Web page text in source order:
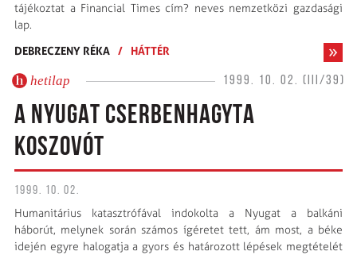
tájékoztat a Financial Times cím? neves nemzetközi gazdasági
lap.
DEBRECZENY RÉKA / HÁTTÉR
hetilap 1999. 10. 02. (III/39)
A NYUGAT CSERBENHAGYTA
KOSZOVÓT
1999. 10. 02.
Humanitárius katasztrófával indokolta a Nyugat a balkáni
háborút, melynek során számos ígéretet tett, ám most, a béke
idején egyre halogatja a gyors és határozott lépések megtételét